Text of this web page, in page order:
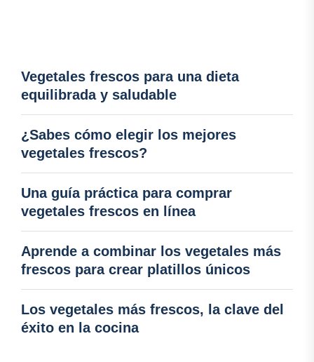
Vegetales frescos para una dieta
equilibrada y saludable
¿Sabes cómo elegir los mejores
vegetales frescos?
Una guía práctica para comprar
vegetales frescos en línea
Aprende a combinar los vegetales más
frescos para crear platillos únicos
Los vegetales más frescos, la clave del
éxito en la cocina